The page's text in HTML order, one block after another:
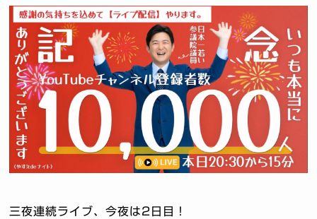
三夜連続ライブ、今夜は2日目！